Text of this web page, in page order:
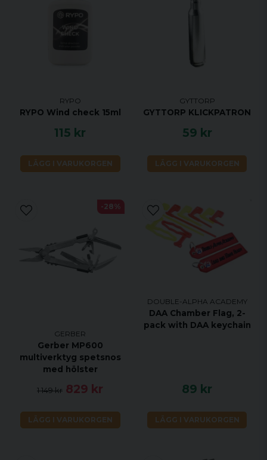
RYPO
RYPO Wind check 15ml
115 kr
LÄGG I VARUKORGEN
GYTTORP
GYTTORP KLICKPATRON
59 kr
LÄGG I VARUKORGEN
GERBER
Gerber MP600
multiverktyg spetsnos
med hölster
1 149 kr 829 kr
LÄGG I VARUKORGEN
-28%
DOUBLE-ALPHA ACADEMY
DAA Chamber Flag, 2-
pack with DAA keychain
89 kr
LÄGG I VARUKORGEN